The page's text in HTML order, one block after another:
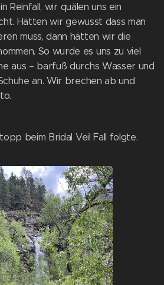
Reinfall, wir quälen uns ein
Hätten wir gewusst dass man
muss, dann hätten wir die
So wurde es uns zu viel
aus – barfuß durchs Wasser und
an. Wir brechen ab und
beim Bridal Veil Fall folgte.